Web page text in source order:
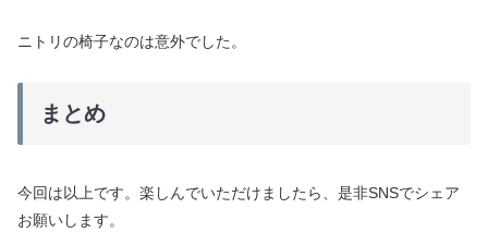
ニトリの椅子なのは意外でした。
まとめ
今回は以上です。楽しんでいただけましたら、是非SNSでシェア
お願いします。